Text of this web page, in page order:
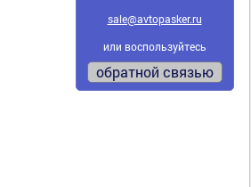
sale@avtopasker.ru
или воспользуйтесь
обратной связью